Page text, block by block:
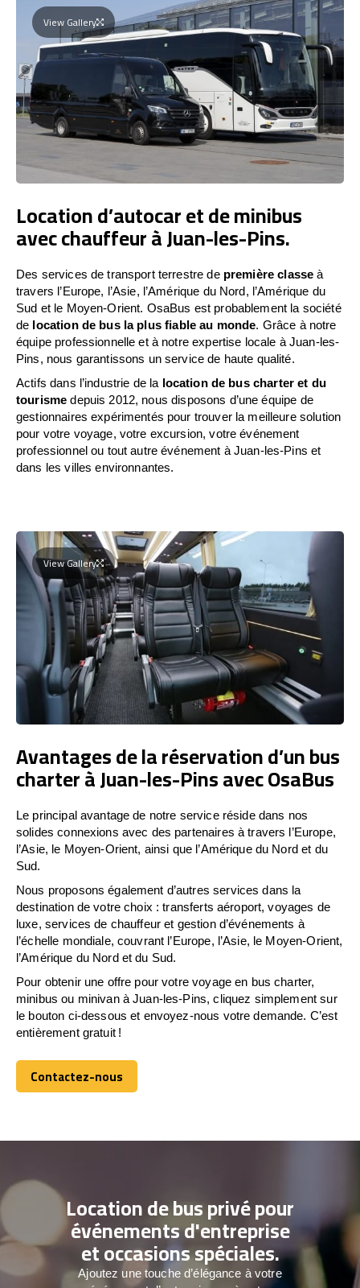
View Gallery
Location d’autocar et de minibus
avec chauffeur à Juan-les-Pins.
Des services de transport terrestre de première classe à
travers l’Europe, l’Asie, l’Amérique du Nord, l’Amérique du
Sud et le Moyen-Orient. OsaBus est probablement la société
de location de bus la plus fiable au monde. Grâce à notre
équipe professionnelle et à notre expertise locale à Juan-les-
Pins, nous garantissons un service de haute qualité.
Actifs dans l’industrie de la location de bus charter et du
tourisme depuis 2012, nous disposons d’une équipe de
gestionnaires expérimentés pour trouver la meilleure solution
pour votre voyage, votre excursion, votre événement
professionnel ou tout autre événement à Juan-les-Pins et
dans les villes environnantes.
View Gallery
Avantages de la réservation d’un bus
charter à Juan-les-Pins avec OsaBus
Le principal avantage de notre service réside dans nos
solides connexions avec des partenaires à travers l’Europe,
l’Asie, le Moyen-Orient, ainsi que l’Amérique du Nord et du
Sud.
Nous proposons également d’autres services dans la
destination de votre choix : transferts aéroport, voyages de
luxe, services de chauffeur et gestion d’événements à
l’échelle mondiale, couvrant l’Europe, l’Asie, le Moyen-Orient,
l’Amérique du Nord et du Sud.
Pour obtenir une offre pour votre voyage en bus charter,
minibus ou minivan à Juan-les-Pins, cliquez simplement sur
le bouton ci-dessous et envoyez-nous votre demande. C’est
entièrement gratuit !
Contactez-nous
Contactez-nous
Location de bus privé pour
événements d'entreprise
et occasions spéciales.
Ajoutez une touche d’élégance à votre